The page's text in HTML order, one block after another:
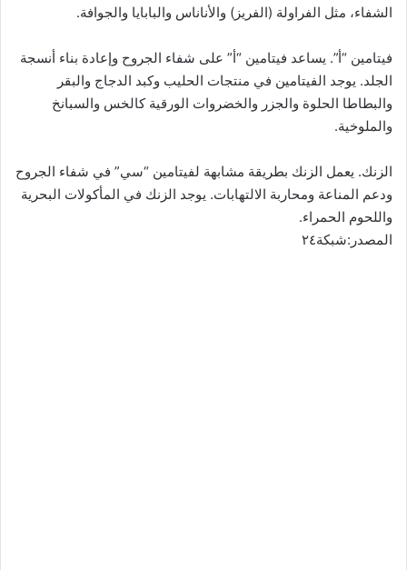
الشفاء، مثل الفراولة (الفريز) والأناناس والبابايا والجوافة.
فيتامين “أ”. يساعد فيتامين “أ” على شفاء الجروح وإعادة بناء أنسجة
الجلد. يوجد الفيتامين في منتجات الحليب وكبد الدجاج والبقر
والبطاطا الحلوة والجزر والخضروات الورقية كالخس والسبانخ
والملوخية.
الزنك. يعمل الزنك بطريقة مشابهة لفيتامين “سي” في شفاء الجروح
ودعم المناعة ومحاربة الالتهابات. يوجد الزنك في المأكولات البحرية
واللحوم الحمراء.
المصدر:شبكة٢٤